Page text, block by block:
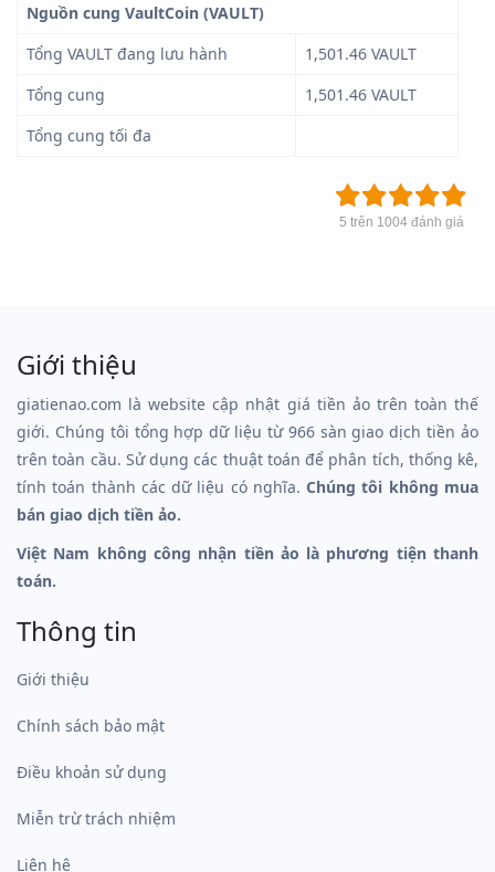
Nguồn cung VaultCoin (VAULT)
Tổng VAULT đang lưu hành
1,501.46 VAULT
Tổng cung
1,501.46 VAULT
Tổng cung tối đa
5 trên 1004 đánh giá
Giới thiệu
giatienao.com là website cập nhật giá tiền ảo trên toàn thế
giới. Chúng tôi tổng hợp dữ liệu từ 966 sàn giao dịch tiền ảo
trên toàn cầu. Sử dụng các thuật toán để phân tích, thống kê,
tính toán thành các dữ liệu có nghĩa.Chúng tôi không mua
bán giao dịch tiền ảo.
Việt Nam không công nhận tiền ảo là phương tiện thanh
toán.
Thông tin
Giới thiệu
Chính sách bảo mật
Điều khoản sử dụng
Miễn trừ trách nhiệm
Liên hệ